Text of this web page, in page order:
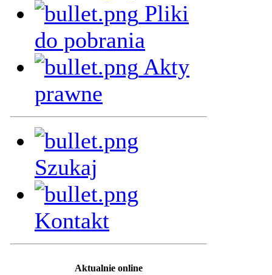
Pliki
do pobrania
Akty
prawne
Szukaj
Kontakt
Aktualnie online